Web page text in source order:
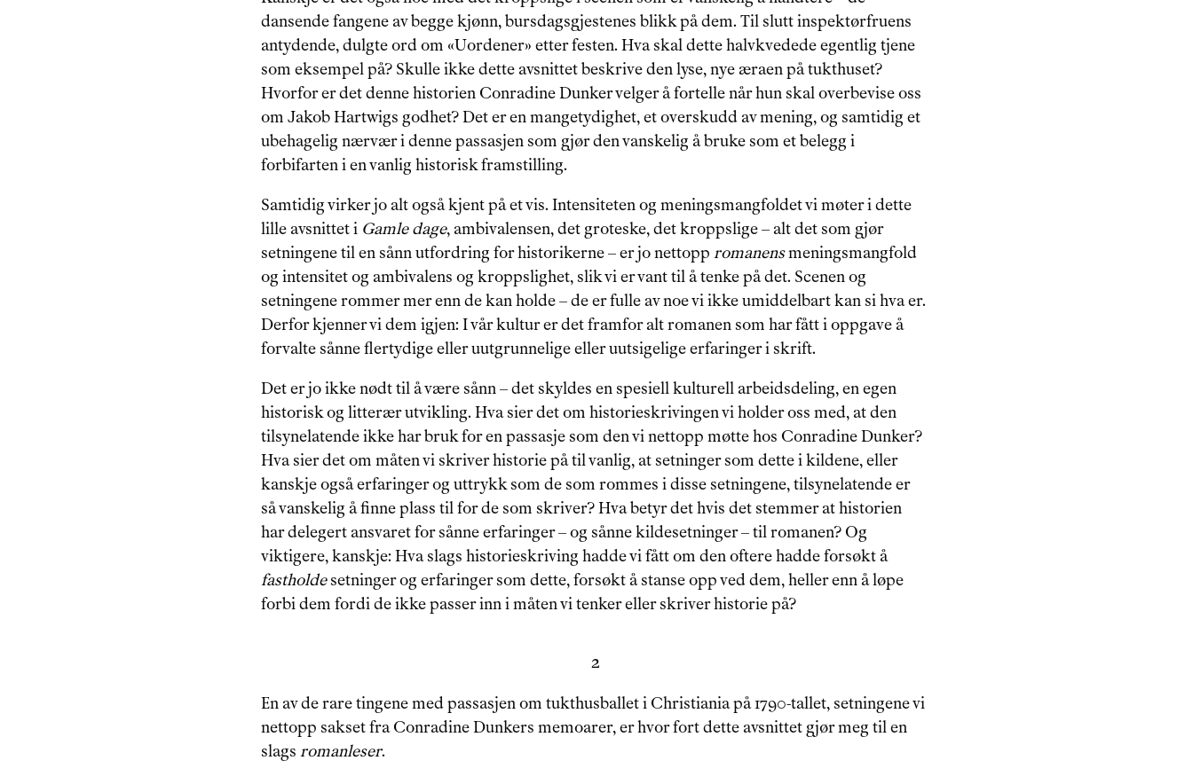
dansende fangene av begge kjønn, bursdagsgjestenes blikk på dem. Til slutt inspektørfruens
antydende, dulgte ord om «Uordener» etter festen. Hva skal dette halvkvedede egentlig tjene
som eksempel på? Skulle ikke dette avsnittet beskrive den lyse, nye æraen på tukthuset?
Hvorfor er det denne historien Conradine Dunker velger å fortelle når hun skal overbevise oss
om Jakob Hartwigs godhet? Det er en mangetydighet, et overskudd av mening, og samtidig et
ubehagelig nærvær i denne passasjen som gjør den vanskelig å bruke som et belegg i
forbifarten i en vanlig historisk framstilling.
Samtidig virker jo alt også kjent på et vis. Intensiteten og meningsmangfoldet vi møter i dette
lille avsnittet i Gamle dage, ambivalensen, det groteske, det kroppslige – alt det som gjør
setningene til en sånn utfordring for historikerne – er jo nettopp romanens meningsmangfold
og intensitet og ambivalens og kroppslighet, slik vi er vant til å tenke på det. Scenen og
setningene rommer mer enn de kan holde – de er fulle av noe vi ikke umiddelbart kan si hva er.
Derfor kjenner vi dem igjen: I vår kultur er det framfor alt romanen som har fått i oppgave å
forvalte sånne flertydige eller uutgrunnelige eller uutsigelige erfaringer i skrift.
Det er jo ikke nødt til å være sånn – det skyldes en spesiell kulturell arbeidsdeling, en egen
historisk og litterær utvikling. Hva sier det om historieskrivingen vi holder oss med, at den
tilsynelatende ikke har bruk for en passasje som den vi nettopp møtte hos Conradine Dunker?
Hva sier det om måten vi skriver historie på til vanlig, at setninger som dette i kildene, eller
kanskje også erfaringer og uttrykk som de som rommes i disse setningene, tilsynelatende er
så vanskelig å finne plass til for de som skriver? Hva betyr det hvis det stemmer at historien
har delegert ansvaret for sånne erfaringer – og sånne kildesetninger – til romanen? Og
viktigere, kanskje: Hva slags historieskriving hadde vi fått om den oftere hadde forsøkt å
fastholde setninger og erfaringer som dette, forsøkt å stanse opp ved dem, heller enn å løpe
forbi dem fordi de ikke passer inn i måten vi tenker eller skriver historie på?
2
En av de rare tingene med passasjen om tukthusballet i Christiania på 1790-tallet, setningene vi
nettopp sakset fra Conradine Dunkers memoarer, er hvor fort dette avsnittet gjør meg til en
slags romanleser.